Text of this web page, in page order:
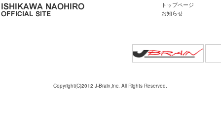
トップページ
お知らせ
Copyright(C)2012 J-Brain,inc. All Rights Reserved.